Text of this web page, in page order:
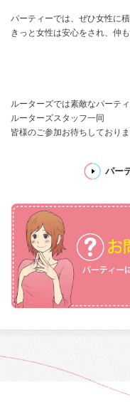
パーティーでは、ぜひ女性に
きっと女性は安心をされ、仲
ルーターズでは素敵なパーテ
ルーターズスタッフ一同
皆様のご参加お待ちしており
パー